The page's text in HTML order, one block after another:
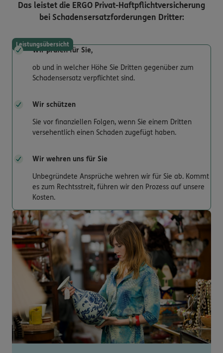
Das leistet die ERGO Privat-Haftpflichtversicherung
bei Schadensersatzforderungen Dritter:
Leistungsübersicht
Wir prüfen für Sie,
ob und in welcher Höhe Sie Dritten gegenüber zum
Schadensersatz verpflichtet sind.
Wir schützen
Sie vor finanziellen Folgen, wenn Sie einem Dritten
versehentlich einen Schaden zugefügt haben.
Wir wehren uns für Sie
Unbegründete Ansprüche wehren wir für Sie ab. Kommt
es zum Rechtsstreit, führen wir den Prozess auf unsere
Kosten.